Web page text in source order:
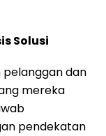
Solusi
dan
mereka
pendekatan